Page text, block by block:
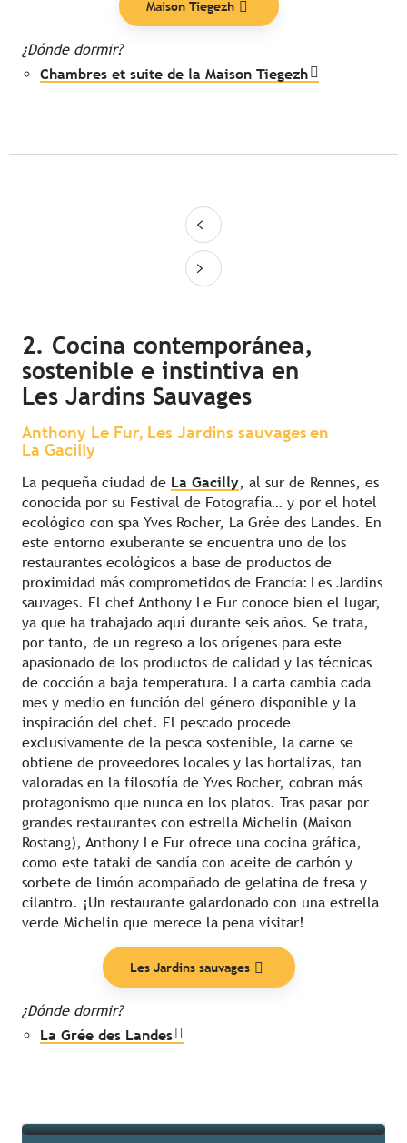
Maison Tiegezh
¿Dónde dormir?
Chambres et suite de la Maison Tiegezh
2. Cocina contemporánea,
sostenible e instintiva en
Les Jardins Sauvages
Anthony Le Fur, Les Jardins sauvages en
La Gacilly
La pequeña ciudad de La Gacilly, al sur de Rennes, es
conocida por su Festival de Fotografía… y por el hotel
ecológico con spa Yves Rocher, La Grée des Landes. En
este entorno exuberante se encuentra uno de los
restaurantes ecológicos a base de productos de
proximidad más comprometidos de Francia: Les Jardins
sauvages. El chef Anthony Le Fur conoce bien el lugar,
ya que ha trabajado aquí durante seis años. Se trata,
por tanto, de un regreso a los orígenes para este
apasionado de los productos de calidad y las técnicas
de cocción a baja temperatura. La carta cambia cada
mes y medio en función del género disponible y la
inspiración del chef. El pescado procede
exclusivamente de la pesca sostenible, la carne se
obtiene de proveedores locales y las hortalizas, tan
valoradas en la filosofía de Yves Rocher, cobran más
protagonismo que nunca en los platos. Tras pasar por
grandes restaurantes con estrella Michelin (Maison
Rostang), Anthony Le Fur ofrece una cocina gráfica,
como este tataki de sandía con aceite de carbón y
sorbete de limón acompañado de gelatina de fresa y
cilantro. ¡Un restaurante galardonado con una estrella
verde Michelin que merece la pena visitar!
Les Jardins sauvages
¿Dónde dormir?
La Grée des Landes
Nuestras listas